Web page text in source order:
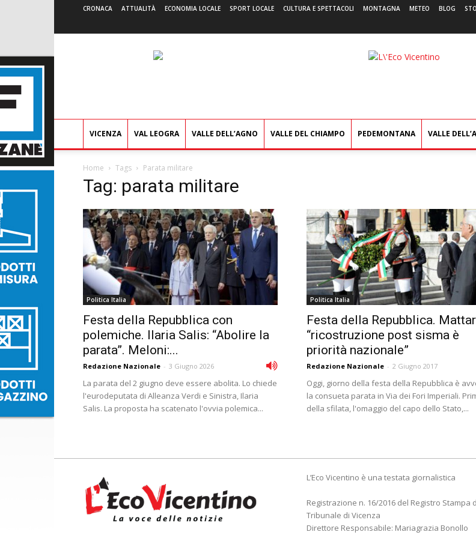
CRONACA ATTUALITÀ ECONOMIA LOCALE SPORT LOCALE CULTURA E SPETTACOLI MONTAGNA METEO BLOG
L'Eco
VICENZA VAL LEOGRA VALLE DELL’AGNO VALLE DEL CHIAMPO PEDEMONTANA VALLE
Home Tags Parata militare
Tag: parata militare
Politica Italia
Festa della Repubblica con
polemiche. Ilaria Salis: “Abolire la
parata”. Meloni:...
Redazione Nazionale - 3 Giugno 2026
La parata del 2 giugno deve essere abolita. Lo chiede
l'eurodeputata di Alleanza Verdi e Sinistra, Ilaria
Salis. La proposta ha scatenato l'ovvia polemica...
Politica Italia
Festa della Repubblica.
“ricostruzione post sisma è
priorità nazionale”
Redazione Nazionale - 2 Giugno 2017
Oggi, giorno della festa della Repubblica è
la consueta parata in Via dei Fori Imperiali.
della sfilata, l'omaggio del capo dello Stato,...
L’Eco Vicentino è una testata giornalistica
Registrazione n. 16/2016 del Registro Stampa
Tribunale di Vicenza
Direttore Responsabile: Mariagrazia Bonollo